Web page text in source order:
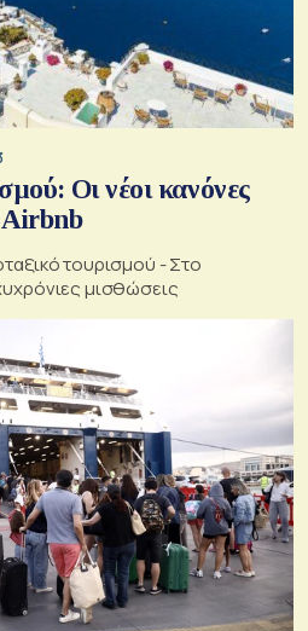
Οι νέοι κανόνες
Airbnb
τουρισμού - Στο
μισθώσεις